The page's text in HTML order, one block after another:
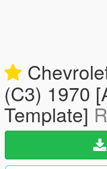
(C3) 1970
Template]